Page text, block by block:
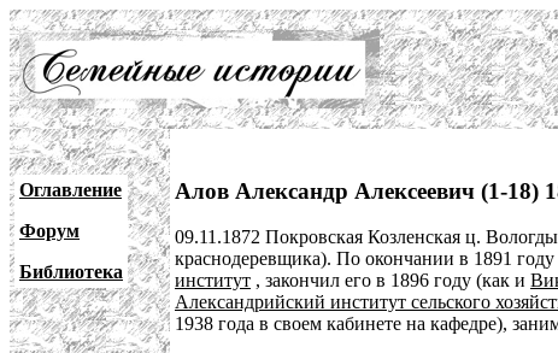
Оглавление
Форум
Библиотека
Алов Александр Алексеевич (1-18)
09.11.1872 Покровская Козленская ц.
краснодеревщика). По окончании в 1891 году
институт , закончил его в 1896 году (как и
Александрийский институт сельского
1938 года в своем кабинете на кафедре),